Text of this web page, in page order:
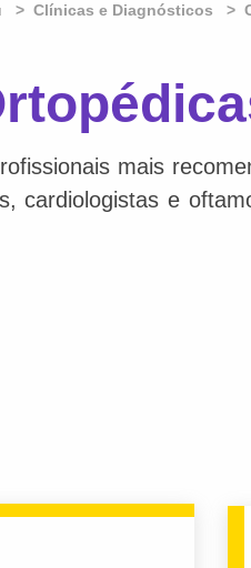
Clínicas e Diagnósticos
mais
cardiologistas e